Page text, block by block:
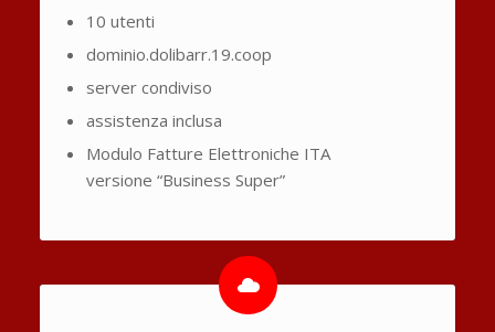
10 utenti
dominio.dolibarr.19.coop
server condiviso
assistenza inclusa
Modulo Fatture Elettroniche ITA
versione “Business Super”